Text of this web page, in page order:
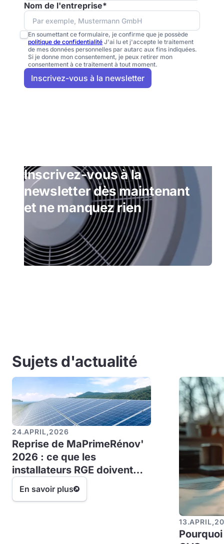
Nom de l'entreprise*
En soumettant ce formulaire, je confirme que je possède
politique de confidentialité J'ai lu et j'accepte le traitement
de mes données personnelles par autarc aux fins indiquées.
Si je donne mon consentement, je peux retirer mon
consentement à ce traitement à tout moment.
Inscrivez-vous à la
newsletter dès maintenant
et ne manquez rien
Sujets d'actualité
24.APRIL,2026
Reprise de MaPrimeRénov'
2026 : ce que les
installateurs RGE doivent
savoir
En savoir plus
13.APRIL,